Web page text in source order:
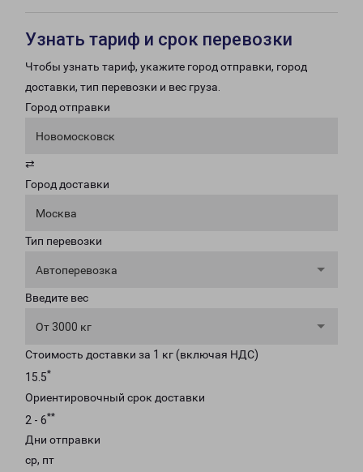
Узнать тариф и срок перевозки
Чтобы узнать тариф, укажите город отправки, город
доставки, тип перевозки и вес груза.
Город отправки
Новомосковск
⇄
Город доставки
Москва
Тип перевозки
Автоперевозка
Введите вес
От 3000 кг
Стоимость доставки за 1 кг (включая НДС)
15.5*
Ориентировочный срок доставки
2 - 6**
Дни отправки
ср, пт